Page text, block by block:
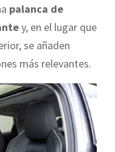
palanca de
y, en el lugar que
se añaden
más relevantes.